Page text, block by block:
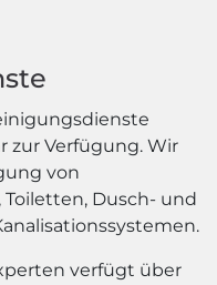
zur Verfügung. Wir
von
Dusch- und
verfügt über